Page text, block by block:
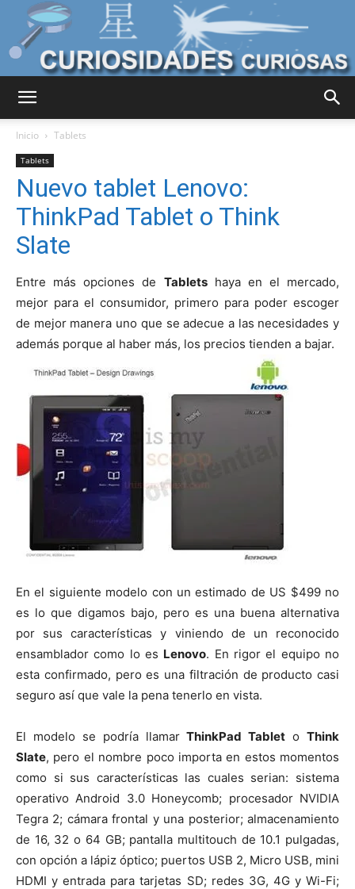
Curiosas
Mundo
Inicio Tablets
Tablets
Nuevo tablet Lenovo:
ThinkPad Tablet o Think
Slate
Entre más opciones de Tabletshaya en el mercado,
mejor para el consumidor, primero para poder escoger
de mejor manera uno que se adecue a las necesidades y
además porque al haber más, los precios tienden a bajar.
En el siguiente modelo con un estimado de US $499 no
es lo que digamos bajo, pero es una buena alternativa
por sus características y viniendo de un reconocido
ensamblador como lo es Lenovo. En rigor el equipo no
esta confirmado, pero es una filtración de producto casi
seguro así que vale la pena tenerlo en vista.
El modelo se podría llamarThinkPad Tablet o Think
Slate, pero el nombre poco importa en estos momentos
como si sus características las cuales serian: sistema
operativo Android 3.0 Honeycomb; procesador NVIDIA
Tegra 2; cámara frontal y una posterior; almacenamiento
de 16, 32 o 64 GB; pantalla multitouch de 10.1 pulgadas,
con opción a lápiz óptico; puertos USB 2, Micro USB, mini
HDMI y entrada para tarjetas SD; redes 3G, 4G y Wi-Fi;